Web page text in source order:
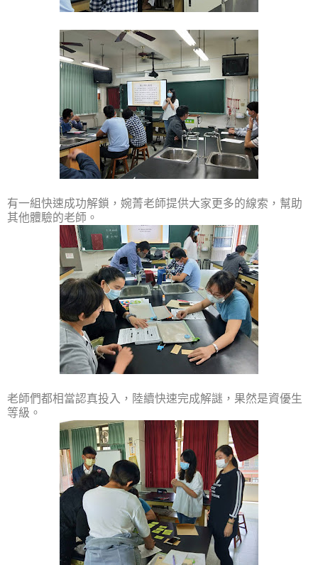
有一組快速成功解鎖，婉菁老師提供大家更多的線索，幫助
其他體驗的老師。
老師們都相當認真投入，陸續快速完成解謎，果然是資優生
等級。